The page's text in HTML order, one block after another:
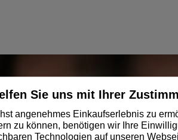
Jetzt zum
Newsletter
Sie uns mit Ihrer
angenehmes Einkaufserlebnis zu
zu können, benötigen wir Ihre
Technologien auf unseren